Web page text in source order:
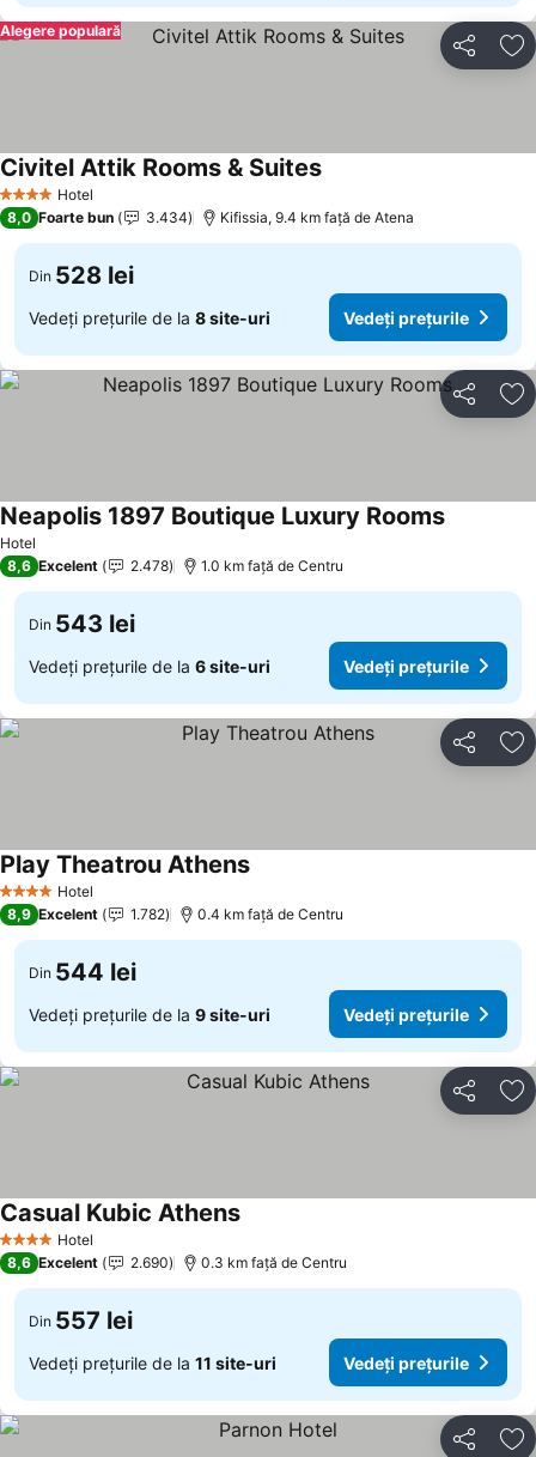
Distribuiți
Alegere populară
4 Stele Hotel
Civitel Attik Rooms & Suites
8,0 Foarte bun 3.434 Kifissia, 9.4 km faţă de Atena
Din 528 lei
Vedeți prețurile de la 8 site-uri Vedeți prețurile
Distribuiți
Hotel
Neapolis 1897 Boutique Luxury Rooms
8,6 Excelent 2.478 1.0 km faţă de Centru
Din 543 lei
Vedeți prețurile de la 6 site-uri Vedeți prețurile
Distribuiți
4 Stele Hotel
Play Theatrou Athens
8,9 Excelent 1.782 0.4 km faţă de Centru
Din 544 lei
Vedeți prețurile de la 9 site-uri Vedeți prețurile
Distribuiți
4 Stele Hotel
Casual Kubic Athens
8,6 Excelent 2.690 0.3 km faţă de Centru
Din 557 lei
Vedeți prețurile de la 11 site-uri Vedeți prețurile
Distribuiți